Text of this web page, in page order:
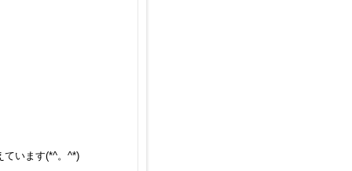
ています(*^。^*)